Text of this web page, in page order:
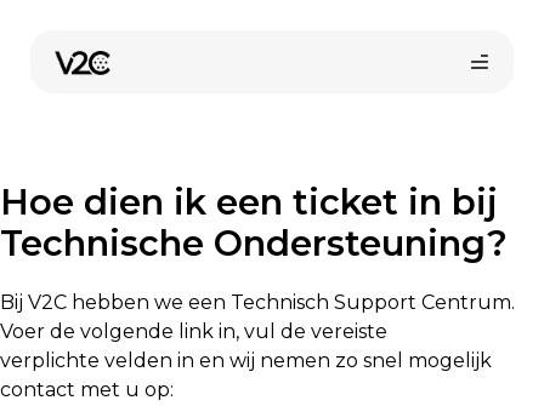
Hoe dien ik een ticket in bij
Technische Ondersteuning?
Bij V2C hebben we een Technisch Support Centrum.
Voer de volgende link in, vul de vereiste
verplichte velden in en wij nemen zo snel mogelijk
contact met u op: